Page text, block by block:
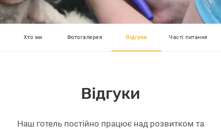
Хто ми Фотогалерея Відгуки Часті питання
Відгуки
Наш готель постійно працює над розвитком та